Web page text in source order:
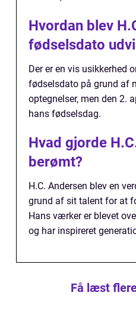
Hvordan blev
fødselsdato
Der er en vis usikkerhed
fødselsdato på grund af
optegnelser, men den 2.
hans fødselsdag.
Hvad gjorde
berømt?
H.C. Andersen blev en
grund af sit talent for at
Hans værker er blevet
og har inspireret
Få læst